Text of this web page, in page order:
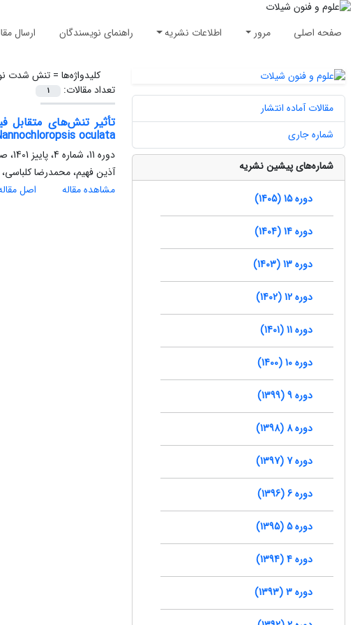
صفحه اصلی مرور اطلاعات نشریه راهنمای نویسندگان ارسال
کلیدواژه‌ها =تنش شدت
تعداد مقالات:
1
تأثیر تنش‌های
oculata
دوره 11، شماره 4، پاییز 1401، صفحه
آذین فهیم، محمدرضا
مشاهده مقاله
اصل
مقالات آماده انتشار
شماره جاری
شماره‌های پیشین نشریه
دوره 15 (1405)
دوره 14 (1404)
دوره 13 (1403)
دوره 12 (1402)
دوره 11 (1401)
دوره 10 (1400)
دوره 9 (1399)
دوره 8 (1398)
دوره 7 (1397)
دوره 6 (1396)
دوره 5 (1395)
دوره 4 (1394)
دوره 3 (1393)